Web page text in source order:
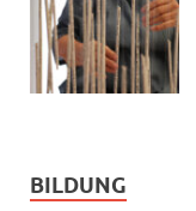
BILDUNG